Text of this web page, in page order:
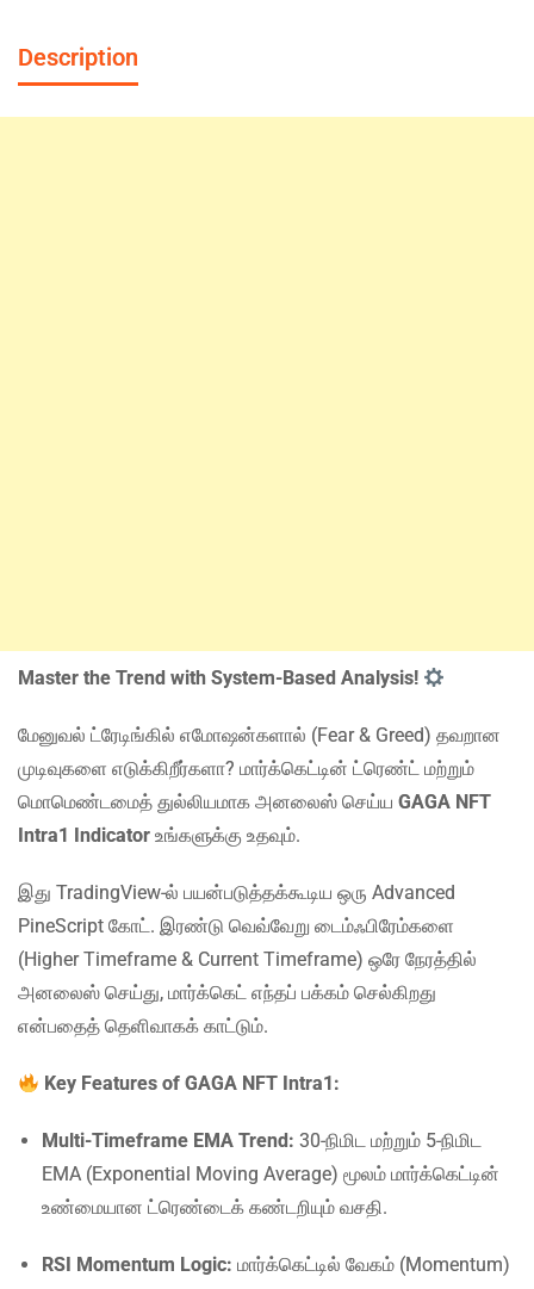
Description
Master the Trend with System-Based Analysis!
மேனுவல் ட்ரேடிங்கில் எமோஷன்களால் (Fear & Greed) தவறான
முடிவுகளை எடுக்கிறீர்களா? மார்க்கெட்டின் ட்ரெண்ட் மற்றும்
மொமெண்டமைத் துல்லியமாக அனலைஸ் செய்ய GAGA NFT
Intra1 Indicator உங்களுக்கு உதவும்.
இது TradingView-ல் பயன்படுத்தக்கூடிய ஒரு Advanced
PineScript கோட். இரண்டு வெவ்வேறு டைம்ஃபிரேம்களை
(Higher Timeframe & Current Timeframe) ஒரே நேரத்தில்
அனலைஸ் செய்து, மார்க்கெட் எந்தப் பக்கம் செல்கிறது
என்பதைத் தெளிவாகக் காட்டும்.
Key Features of GAGA NFT Intra1:
Multi-Timeframe EMA Trend: 30-நிமிட மற்றும் 5-நிமிட
EMA (Exponential Moving Average) மூலம் மார்க்கெட்டின்
உண்மையான ட்ரெண்டைக் கண்டறியும் வசதி.
RSI Momentum Logic: மார்க்கெட்டில் வேகம் (Momentum)